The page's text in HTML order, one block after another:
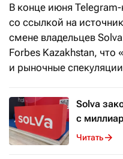
В конце июня
со ссылкой на
смене владельцев
Forbes Kazakhstan, что
и рыночные
Solva
с
Читать